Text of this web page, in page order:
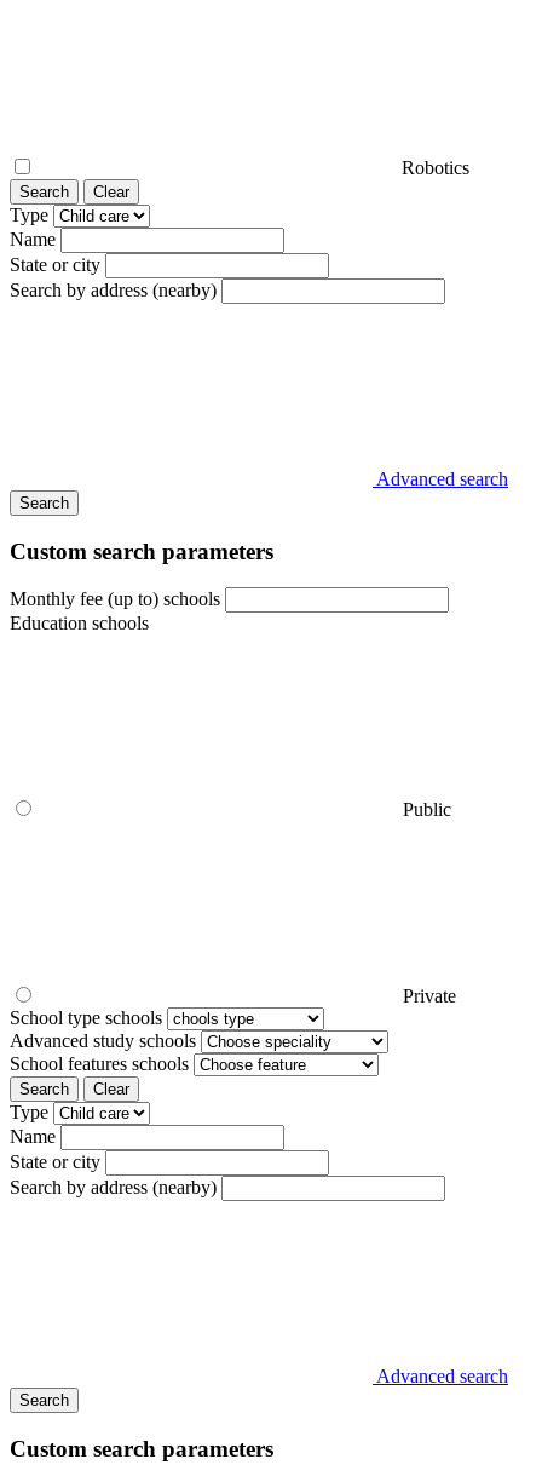
Robotics
Search Clear
Type
Name
State or city
Search by address (nearby)
Advanced search
Search
Custom search parameters
Monthly fee (up to) schools
Education schools
Public
Private
School type schools
Advanced study schools
School features schools
Search Clear
Type
Name
State or city
Search by address (nearby)
Advanced search
Search
Custom search parameters